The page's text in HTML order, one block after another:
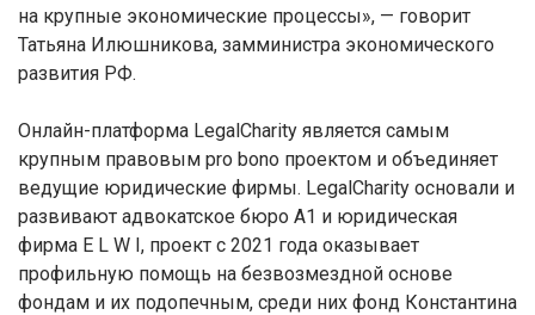
на крупные экономические процессы», — говорит
Татьяна Илюшникова, замминистра экономического
развития РФ.
Онлайн-платформа LegalCharity является самым
крупным правовым pro bono проектом и объединяет
ведущие юридические фирмы. LegalCharity основали и
развивают адвокатское бюро А1 и юридическая
фирма E L W I, проект с 2021 года оказывает
профильную помощь на безвозмездной основе
фондам и их подопечным, среди них фонд Константина